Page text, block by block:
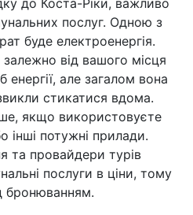
до Коста-Ріки, важливо
послуг. Одною з
буде електроенергія.
від вашого місця
але загалом вона
стикатися вдома.
якщо використовуєте
інші потужні прилади.
та провайдери турів
послуги в ціни, тому
бронюванням.